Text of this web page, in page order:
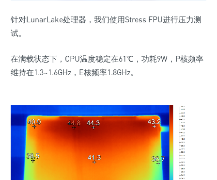
针对LunarLake处理器，我们使用Stress FPU进行压力测
试。
在满载状态下， CPU温度稳定在61℃，功耗9W ， P核频率
维持在1.3~1.6GHz ， E核频率1.8GHz。